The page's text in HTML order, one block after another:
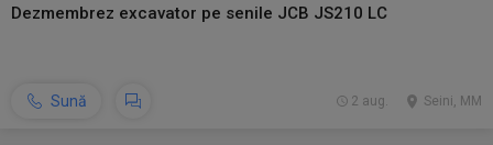
Dezmembrez excavator pe senile JCB JS210 LC
Sună Seini, MM
2 aug.